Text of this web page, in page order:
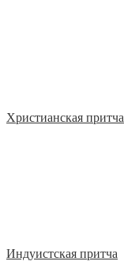
Христианская притча
Индуистская притча